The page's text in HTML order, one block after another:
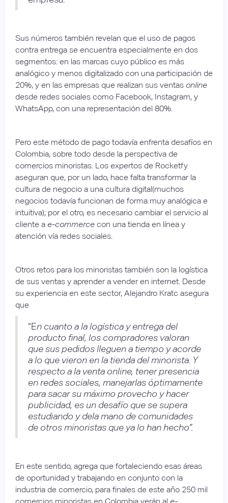
Sus números también revelan que el uso de pagos
contra entrega se encuentra especialmente en dos
segmentos: en las marcas cuyo público es más
analógico y menos digitalizado con una participación de
20%, y en las empresas que realizan sus ventas online
desde redes sociales como Facebook, Instagram, y
WhatsApp, con una representación del 80%.
Pero este método de pago todavía enfrenta desafíos en
Colombia, sobre todo desde la perspectiva de
comercios minoristas. Los expertos de Rocketfy
aseguran que, por un lado, hace falta transformar la
cultura de negocio a una cultura digital(muchos
negocios todavía funcionan de forma muy analógica e
intuitiva); por el otro, es necesario cambiar el servicio al
cliente a e-commerce con una tienda en línea y
atención vía redes sociales.
Otros retos para los minoristas también son la logística
de sus ventas y aprender a vender en internet. Desde
su experiencia en este sector, Alejandro Kratc asegura
que
“En cuanto a la logística y entrega del
producto final, los compradores valoran
que sus pedidos lleguen a tiempo y acorde
a lo que vieron en la tienda del minorista. Y
respecto a la venta online, tener presencia
en redes sociales, manejarlas óptimamente
para sacar su máximo provecho y hacer
publicidad, es un desafío que se supera
estudiando y dela mano de comunidades
de otros minoristas que ya lo han hecho”.
En este sentido, agrega que fortaleciendo esas áreas
de oportunidad y trabajando en conjunto con la
industria de comercio, para finales de este año 250 mil
comercios minoristas en Colombia verán al e-